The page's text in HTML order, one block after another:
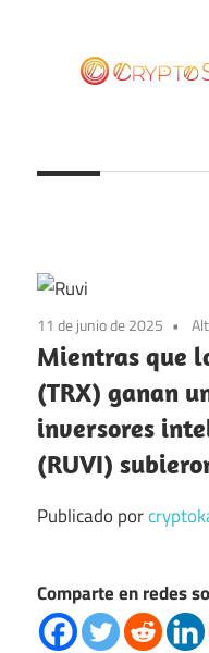
contenido
11 de junio de 2025
Mientras que
(TRX) ganan
inversores
(RUVI)
Publicado por
Comparte en redes